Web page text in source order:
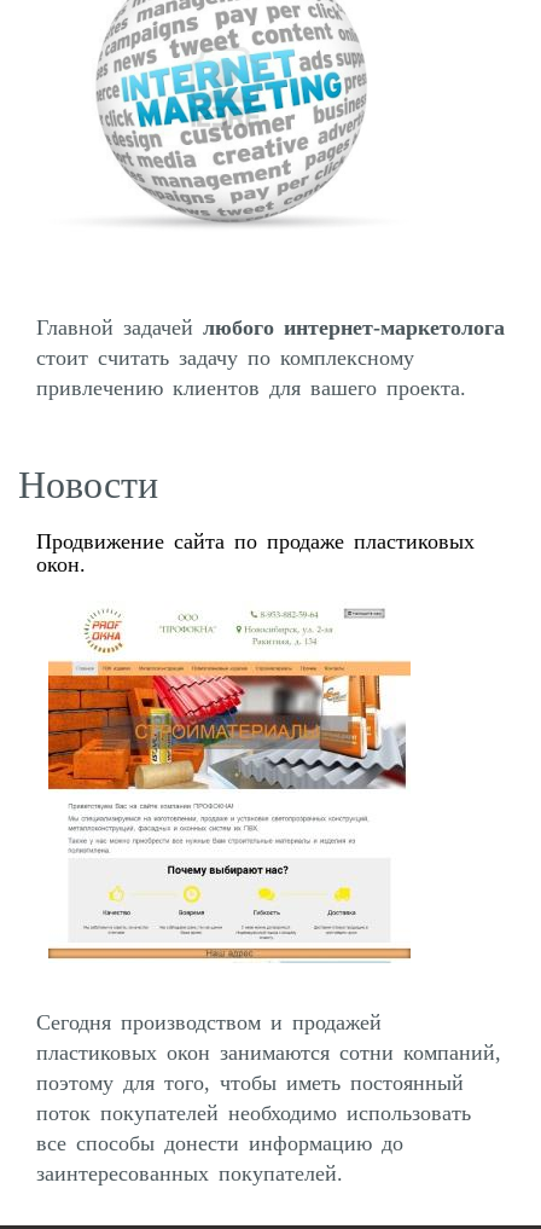
Главной задачей любого интернет-маркетолога
стоит считать задачу по комплексному
привлечению клиентов для вашего проекта.
Новости
Продвижение сайта по продаже пластиковых
окон.
Сегодня производством и продажей
пластиковых окон занимаются сотни компаний,
поэтому для того, чтобы иметь постоянный
поток покупателей необходимо использовать
все способы донести информацию до
заинтересованных покупателей.